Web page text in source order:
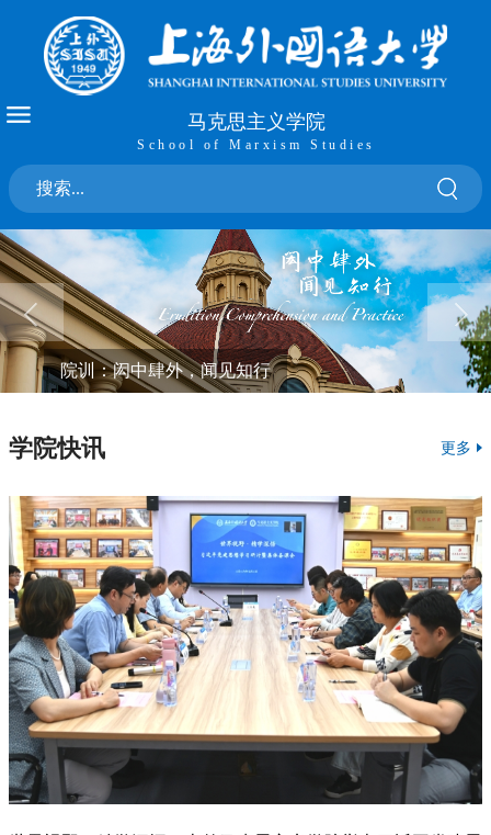
马克思主义学院
School of Marxism Studies
院训：闳中肆外，闻见知行
学院快讯 更多